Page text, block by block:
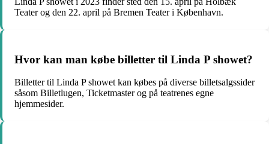
Teater og den 22. april på Bremen Teater i København.
Hvor kan man købe billetter til Linda P showet?
Billetter til Linda P showet kan købes på diverse billetsalgssider
såsom Billetlugen, Ticketmaster og på teatrenes egne
hjemmesider.